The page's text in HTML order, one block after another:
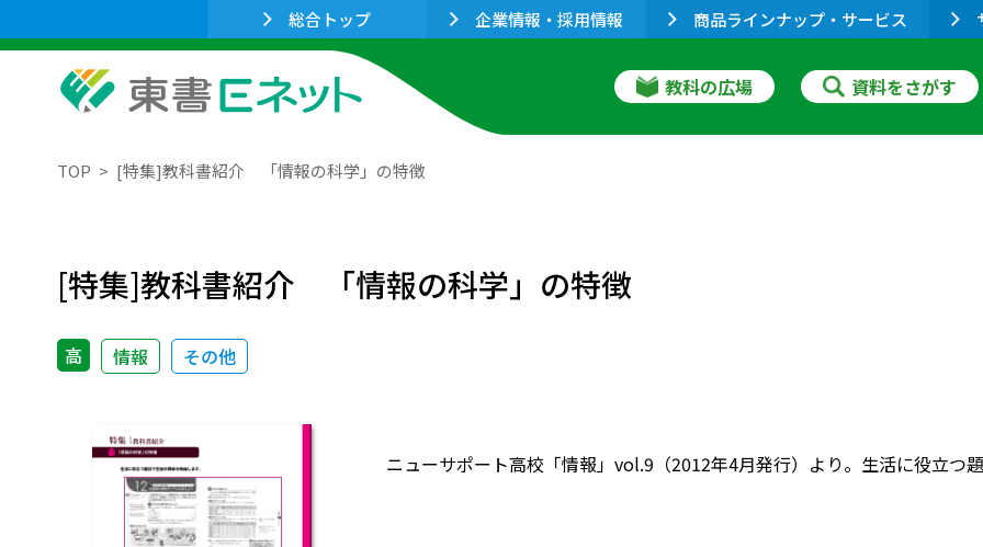
総合トップ 企業情報・採用情報 商品ラインナップ・サービス
教科の広場 資料をさがす
TOP [特集]教科書紹介 「情報の科学」の特徴
[特集]教科書紹介 「情報の科学」の特徴
高 情報 その他
ニューサポート高校「情報」vol.9（2012年4月発行）より。生活に役立つ